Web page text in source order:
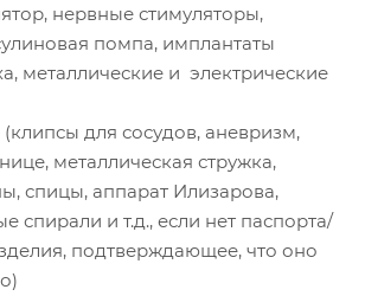
нервные стимуляторы,
помпа, имплантаты
металлические и электрические
(клипсы для сосудов, аневризм,
металлическая стружка,
спицы, аппарат Илизарова,
спирали и т.д., если нет паспорта/
подтверждающее, что оно